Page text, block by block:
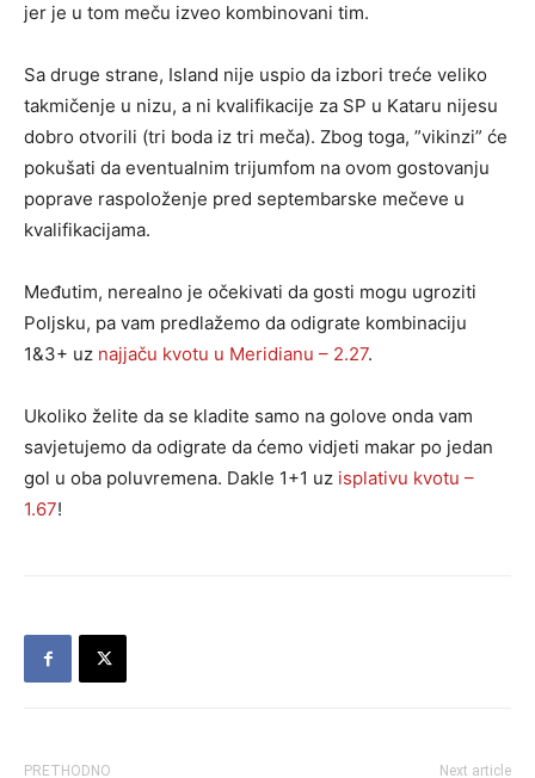
jer je u tom meču izveo kombinovani tim.
Sa druge strane, Island nije uspio da izbori treće veliko
takmičenje u nizu, a ni kvalifikacije za SP u Kataru nijesu
dobro otvorili (tri boda iz tri meča). Zbog toga, ”vikinzi” će
pokušati da eventualnim trijumfom na ovom gostovanju
poprave raspoloženje pred septembarske mečeve u
kvalifikacijama.
Međutim, nerealno je očekivati da gosti mogu ugroziti
Poljsku, pa vam predlažemo da odigrate kombinaciju
1&3+ uz najjaču kvotu u Meridianu – 2.27.
Ukoliko želite da se kladite samo na golove onda vam
savjetujemo da odigrate da ćemo vidjeti makar po jedan
gol u oba poluvremena. Dakle 1+1 uz isplativu kvotu –
1.67!
PRETHODNO Next article